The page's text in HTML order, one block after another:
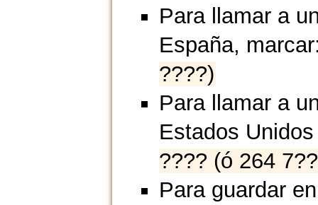
Para llamar a
España,
????)
Para llamar a
Estados
???? (ó 264
Para guardar